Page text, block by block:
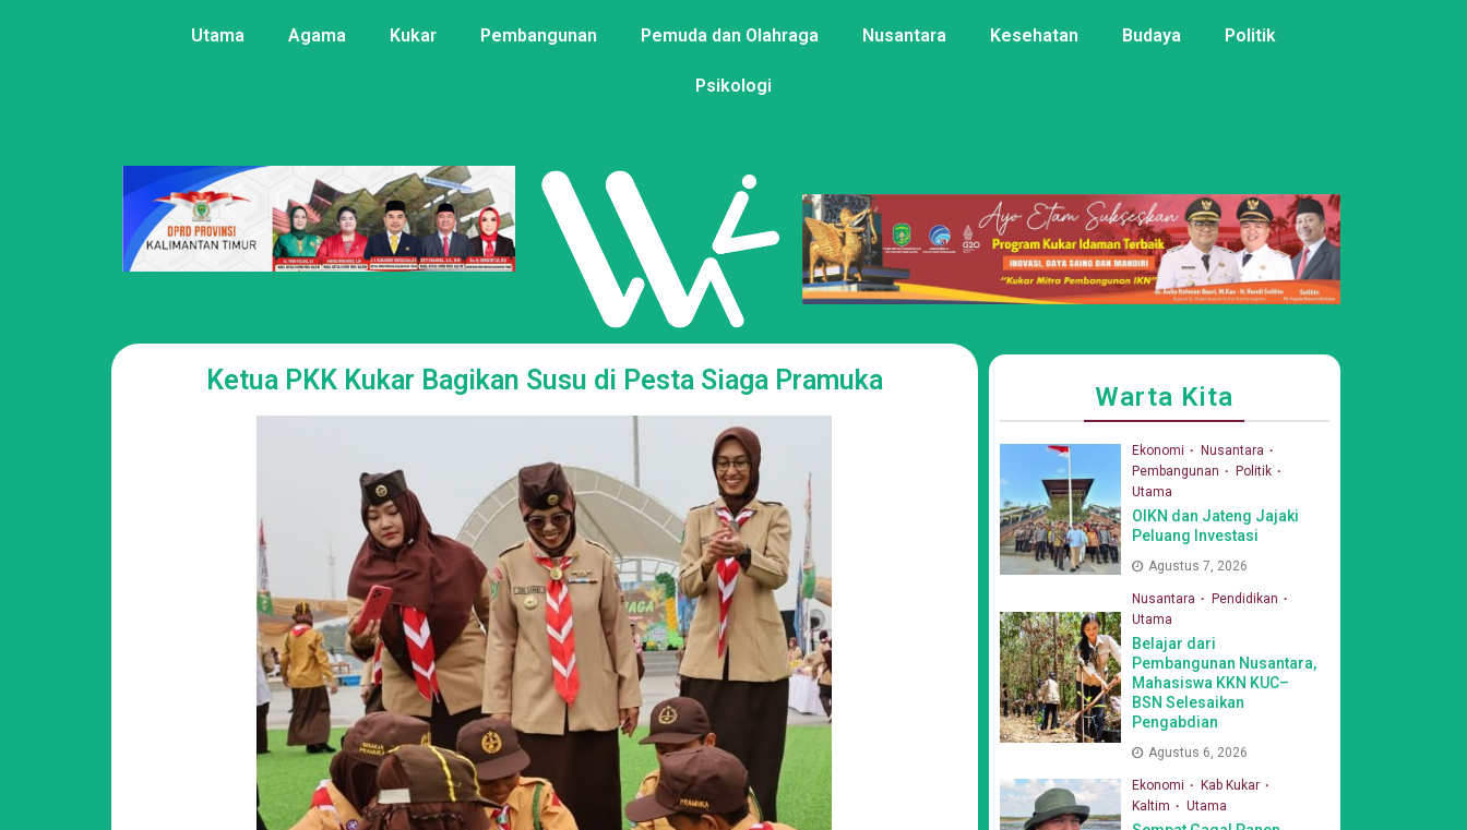
Utama Agama Kukar Pembangunan Pemuda dan Olahraga Nusantara Kesehatan Budaya Politik
Psikologi
Ketua PKK Kukar Bagikan Susu di Pesta Siaga Pramuka
Warta Kita
Ekonomi
Nusantara
Pembangunan
Politik
Utama
OIKN dan Jateng Jajaki
Peluang Investasi
Agustus 7, 2026
Nusantara
Pendidikan
Utama
Belajar dari
Pembangunan Nusantara,
Mahasiswa KKN KUC–
BSN Selesaikan
Pengabdian
Agustus 6, 2026
Ekonomi
Kab Kukar
Kaltim
Utama